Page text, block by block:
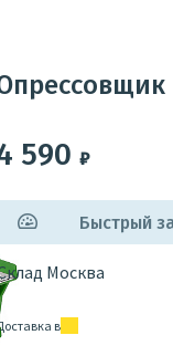
590₽
Быстрый
Москва
в